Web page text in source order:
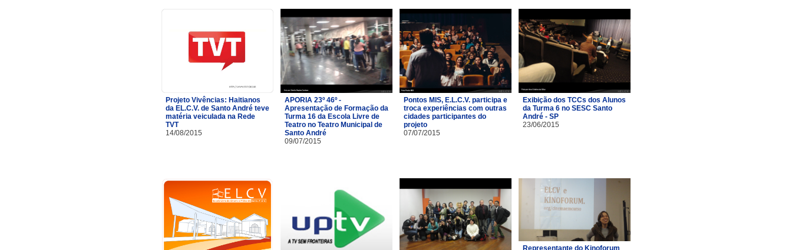
Projeto Vivências: Haitianos
da EL.C.V. de Santo André teve
matéria veiculada na Rede
TVT
14/08/2015
APORIA 23º 46º -
Apresentação de Formação da
Turma 16 da Escola Livre de
Teatro no Teatro Municipal de
Santo André
09/07/2015
Pontos MIS, E.L.C.V. participa e
troca experiências com outras
cidades participantes do
projeto
07/07/2015
Exibição dos TCCs dos Alunos
da Turma 6 no SESC Santo
André - SP
23/06/2015
Representante do Kinoforum